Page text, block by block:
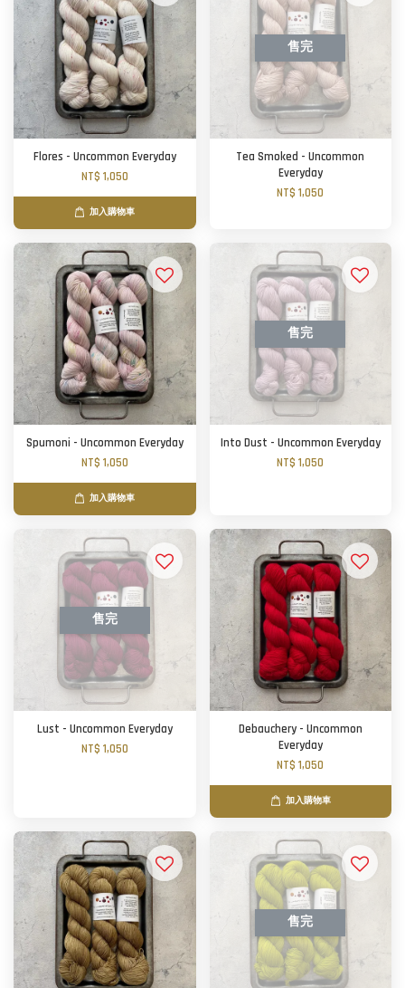
Flores - Uncommon Everyday
NT$ 1,050
加入購物車
售完
Tea Smoked - Uncommon
Everyday
NT$ 1,050
Spumoni - Uncommon Everyday
NT$ 1,050
加入購物車
售完
Into Dust - Uncommon Everyday
NT$ 1,050
售完
Lust - Uncommon Everyday
NT$ 1,050
Debauchery - Uncommon
Everyday
NT$ 1,050
加入購物車
售完